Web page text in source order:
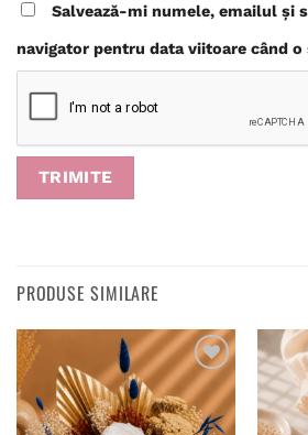
Salvează-mi numele, emailul și
navigator pentru data viitoare când o
PRODUSE SIMILARE
Adaugă
în
wishlist